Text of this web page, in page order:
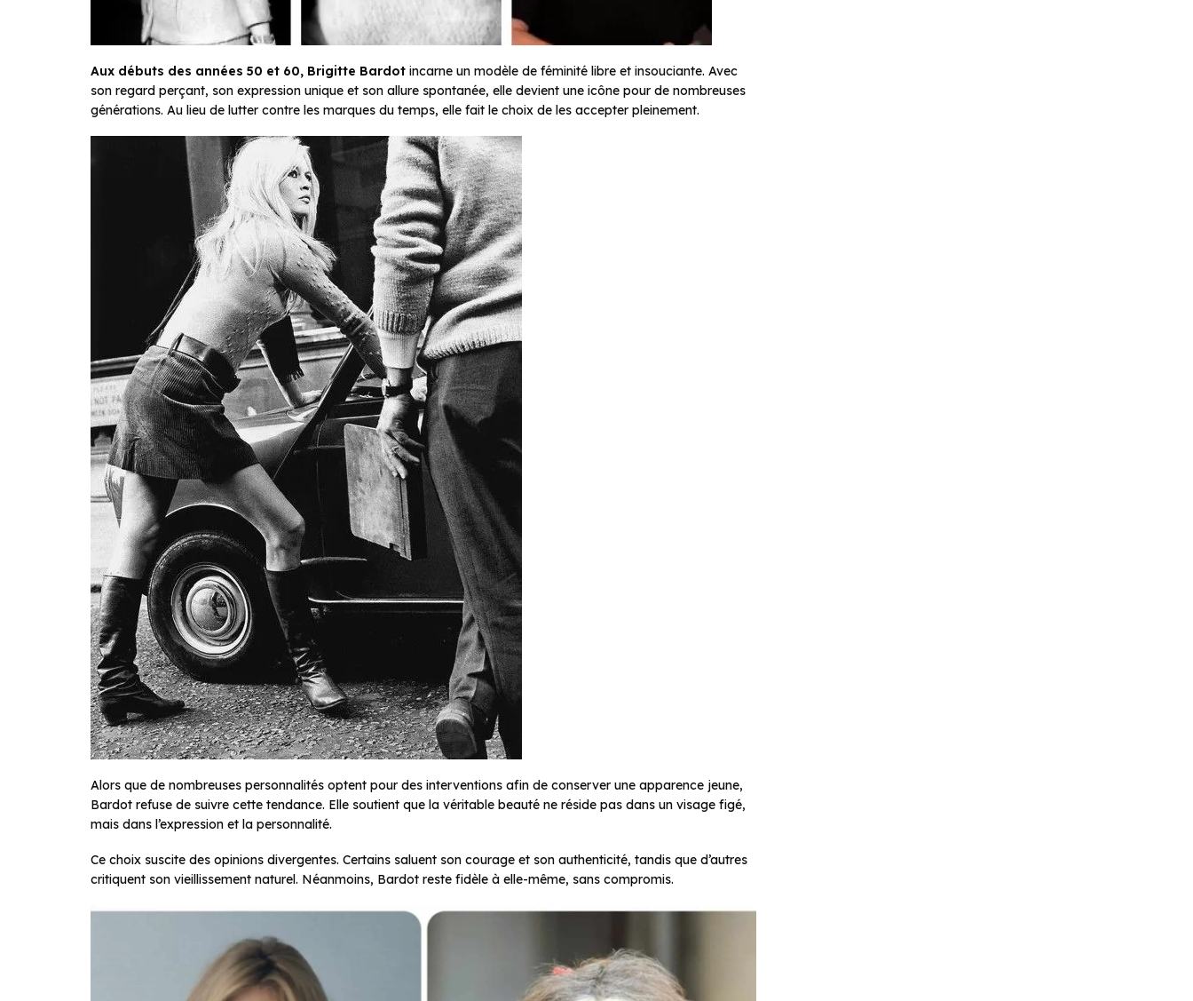
Aux débuts des années 50 et 60, Brigitte Bardot incarne un modèle de féminité libre et insouciante. Avec
son regard perçant, son expression unique et son allure spontanée, elle devient une icône pour de nombreuses
générations. Au lieu de lutter contre les marques du temps, elle fait le choix de les accepter pleinement.
Alors que de nombreuses personnalités optent pour des interventions afin de conserver une apparence jeune,
Bardot refuse de suivre cette tendance. Elle soutient que la véritable beauté ne réside pas dans un visage figé,
mais dans l’expression et la personnalité.
Ce choix suscite des opinions divergentes. Certains saluent son courage et son authenticité, tandis que d’autres
critiquent son vieillissement naturel. Néanmoins, Bardot reste fidèle à elle-même, sans compromis.